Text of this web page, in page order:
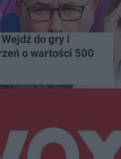
do gry i
o wartości 500